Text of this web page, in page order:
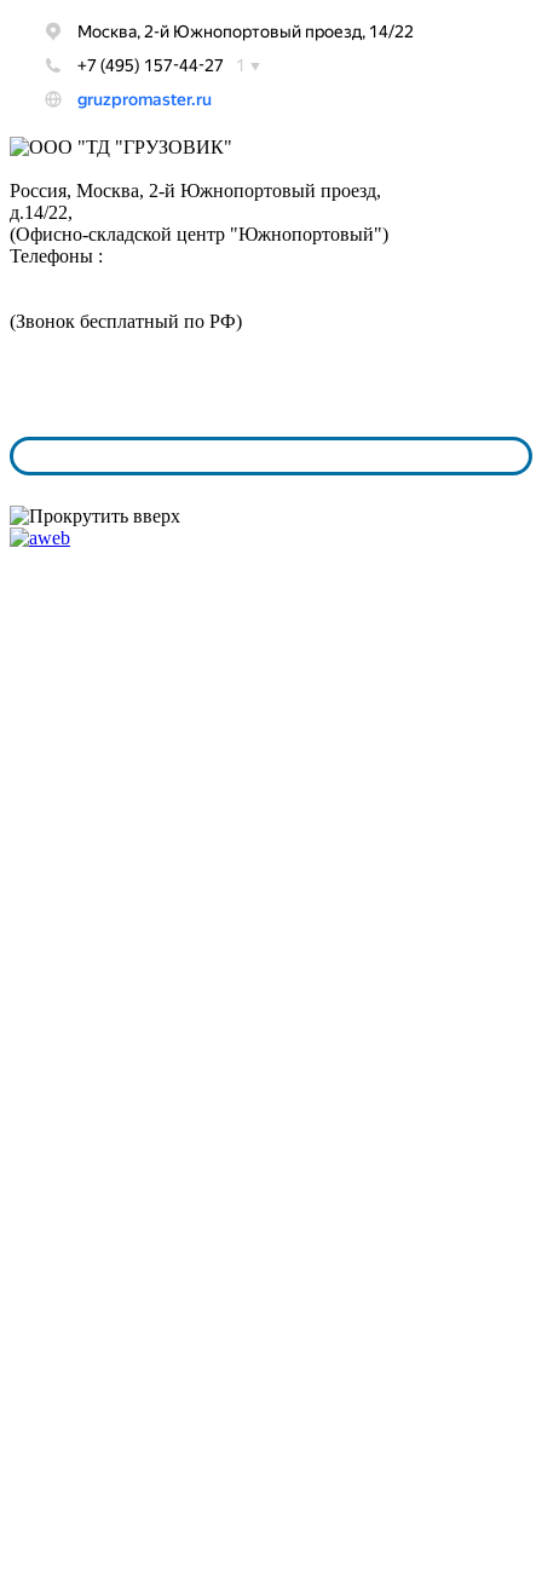
Россия, Москва, 2-й Южнопортовый проезд,
д.14/22,
(Офисно-складской центр "Южнопортовый")
Телефоны :
(Звонок бесплатный по РФ)